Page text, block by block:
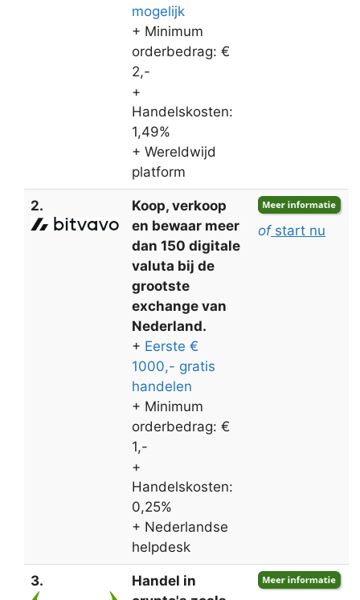
mogelijk
+ Minimum
orderbedrag: €
2,-
+
Handelskosten:
1,49%
+ Wereldwijd
platform
2.
Koop, verkoop
en bewaar meer
dan 150 digitale
valuta bij de
grootste
exchange van
Nederland.
+ Eerste €
1000,- gratis
handelen
+ Minimum
orderbedrag: €
1,-
+
Handelskosten:
0,25%
+ Nederlandse
helpdesk
ofstart nu
3.
Handel in